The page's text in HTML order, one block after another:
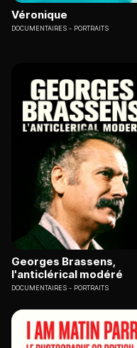
Véronique
DOCUMENTAIRES PORTRAITS
Georges Brassens,
l'anticlérical modéré
DOCUMENTAIRES PORTRAITS